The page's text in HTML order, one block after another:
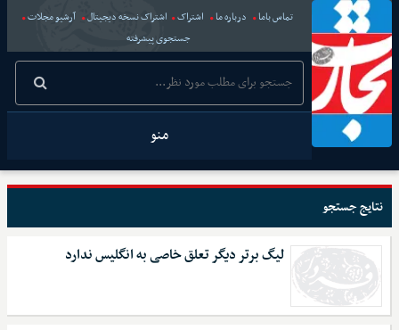
تماس باما درباره ما اشتراک اشتراک نسخه دیجیتال
آرشیو مجلات
جستجوی پیشرفته
منو
نتایج جستجو
لیگ برتر دیگر تعلق خاصی به انگلیس ندارد